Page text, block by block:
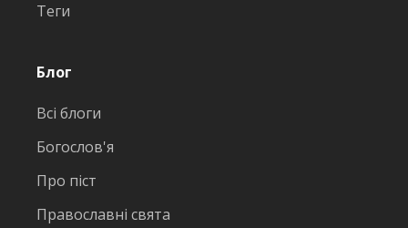
Теги
Блог
Всі блоги
Богослов'я
Про піст
Православні свята